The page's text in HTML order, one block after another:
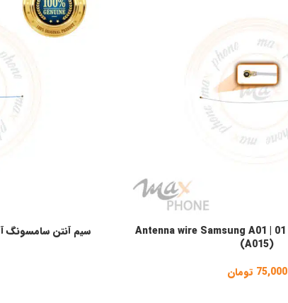
سیم آنتن سامسونگ آ 01 | Antenna wire Samsung A01
(A015)
75,000 تومان
افزودن به سبد خرید